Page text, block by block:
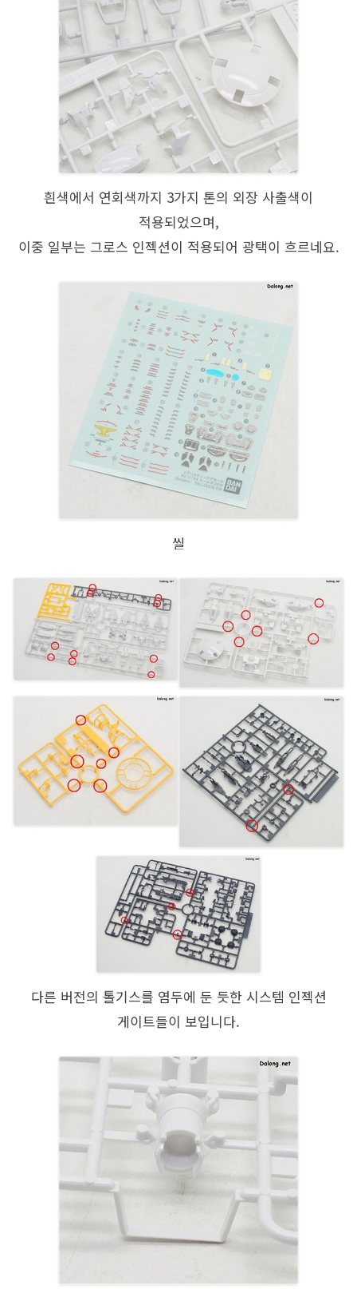
흰색에서 연회색까지 3가지 톤의 외장 사출색이
적용되었으며,
이중 일부는 그로스 인젝션이 적용되어 광택이 흐르네요.
씰
다른 버전의 톨기스를 염두에 둔 듯한 시스템 인젝션
게이트들이 보입니다.